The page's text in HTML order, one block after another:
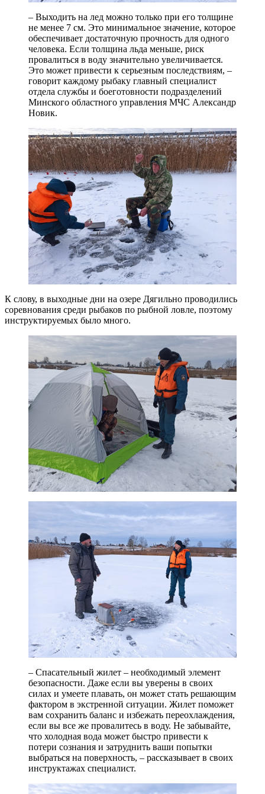
– Выходить на лед можно только при его толщине
не менее 7 см. Это минимальное значение, которое
обеспечивает достаточную прочность для одного
человека. Если толщина льда меньше, риск
провалиться в воду значительно увеличивается.
Это может привести к серьезным последствиям, –
говорит каждому рыбаку главный специалист
отдела службы и боеготовности подразделений
Минского областного управления МЧС Александр
Новик.
К слову, в выходные дни на озере Дягильно проводились
соревнования среди рыбаков по рыбной ловле, поэтому
инструктируемых было много.
– Спасательный жилет – необходимый элемент
безопасности. Даже если вы уверены в своих
силах и умеете плавать, он может стать решающим
фактором в экстренной ситуации. Жилет поможет
вам сохранить баланс и избежать переохлаждения,
если вы все же провалитесь в воду. Не забывайте,
что холодная вода может быстро привести к
потери сознания и затруднить ваши попытки
выбраться на поверхность, – рассказывает в своих
инструктажах специалист.